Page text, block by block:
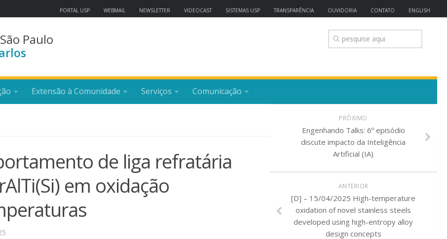
PORTAL USP WEBMAIL NEWSLETTER VIDEOCAST SISTEMAS USP TRANSPARÊNCIA OUVIDORIA CONTATO ENGLISH
Paulo
Extensão à Comunidade Serviços Comunicação
de liga refratária
em oxidação
PRÓXIMO
Engenhando Talks: 6º episódio
discute impacto da Inteligência
Artificial (IA)
ANTERIOR
[D] – 15/04/2025 High-temperature
oxidation of novel stainless steels
developed using high-entropy alloy
design concepts